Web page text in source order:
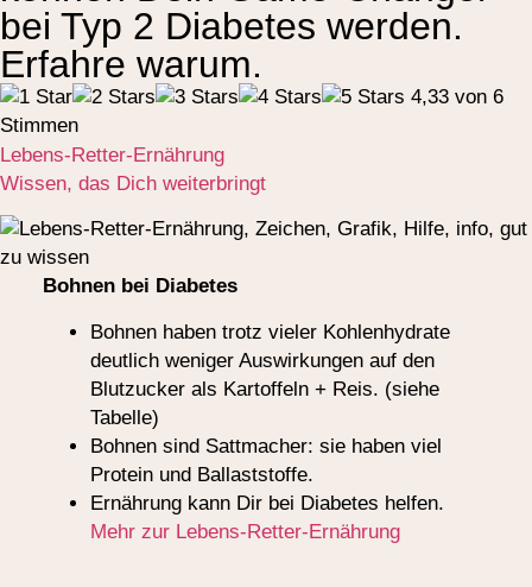
bei Typ 2 Diabetes werden.
Erfahre warum.
4,33 von 6
Stimmen
Lebens-Retter-Ernährung
Wissen, das Dich weiterbringt
Bohnen bei Diabetes
Bohnen haben trotz vieler Kohlenhydrate
deutlich weniger Auswirkungen auf den
Blutzucker als Kartoffeln + Reis. (siehe
Tabelle)
Bohnen sind Sattmacher: sie haben viel
Protein und Ballaststoffe.
Ernährung kann Dir bei Diabetes helfen.
Mehr zur Lebens-Retter-Ernährung